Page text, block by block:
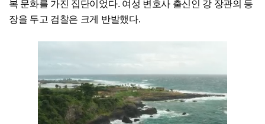
복 문화를 가진 집단이었다. 여성 변호사 출신인 강 장관의 등
장을 두고 검찰은 크게 반발했다.